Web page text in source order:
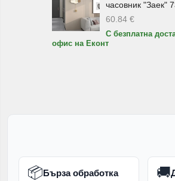
часовник "Заек"
60.84 €
С безплатна
офис на Еконт
📦Бърза обработка 🚚